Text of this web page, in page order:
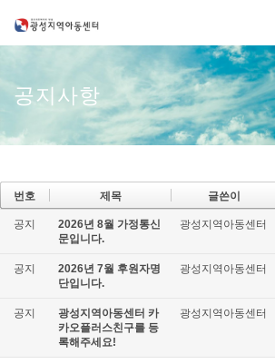
공지사항
번호 제목 글쓴이
공지
2026년 8월 가정통신
문입니다.
광성지역아동센터
공지
2026년 7월 후원자명
단입니다.
광성지역아동센터
공지
광성지역아동센터 카
카오플러스친구를 등
록해주세요!
광성지역아동센터